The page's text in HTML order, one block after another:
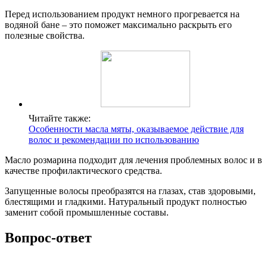
Перед использованием продукт немного прогревается на
водяной бане – это поможет максимально раскрыть его
полезные свойства.
Читайте также:
Особенности масла мяты, оказываемое действие для
волос и рекомендации по использованию
Масло розмарина подходит для лечения проблемных волос и в
качестве профилактического средства.
Запущенные волосы преобразятся на глазах, став здоровыми,
блестящими и гладкими. Натуральный продукт полностью
заменит собой промышленные составы.
Вопрос-ответ